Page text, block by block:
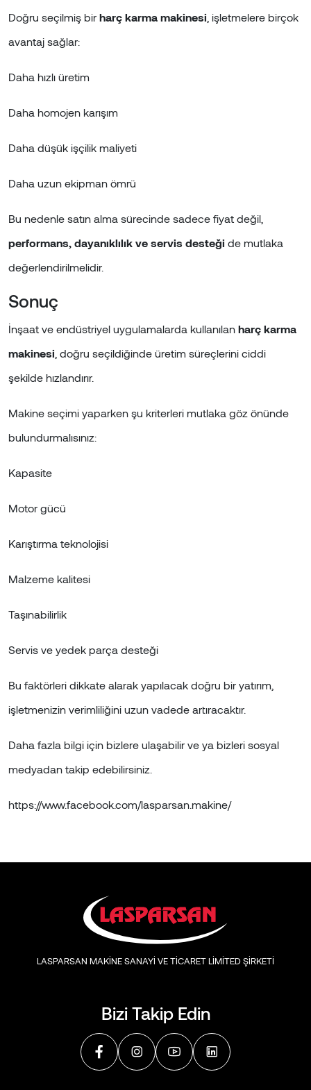
Doğru seçilmiş bir harç karma makinesi , işletmelere birçok
avantaj sağlar:
Daha hızlı üretim
Daha homojen karışım
Daha düşük işçilik maliyeti
Daha uzun ekipman ömrü
Bu nedenle satın alma sürecinde sadece fiyat değil,
performans, dayanıklılık ve servis desteği de mutlaka
değerlendirilmelidir.
Sonuç
İnşaat ve endüstriyel uygulamalarda kullanılan harç karma
makinesi , doğru seçildiğinde üretim süreçlerini ciddi
şekilde hızlandırır.
Makine seçimi yaparken şu kriterleri mutlaka göz önünde
bulundurmalısınız:
Kapasite
Motor gücü
Karıştırma teknolojisi
Malzeme kalitesi
Taşınabilirlik
Servis ve yedek parça desteği
Bu faktörleri dikkate alarak yapılacak doğru bir yatırım,
işletmenizin verimliliğini uzun vadede artıracaktır.
Daha fazla bilgi için bizlere ulaşabilir ve ya bizleri sosyal
medyadan takip edebilirsiniz.
https://www.facebook.com/lasparsan.makine/
Bizi Takip Edin
LASPARSAN MAKİNE SANAYİ VE TİCARET LİMİTED ŞİRKETİ